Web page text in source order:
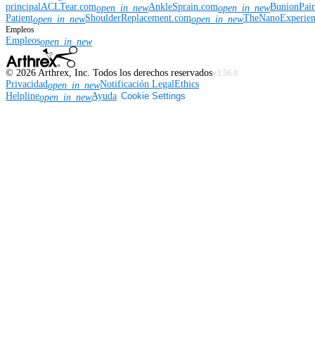
principalACLTear.comopen_in_newAnkleSprain.comopen_in_new
Patientopen_in_newShoulderReplacement.comopen_in_new
Empleos
Empleosopen_in_new
© 2026 Arthrex, Inc. Todos los derechos reservadosv3.56.0
Privacidadopen_in_newNotificación LegalEthics
Helplineopen_in_newAyuda Cookie Settings